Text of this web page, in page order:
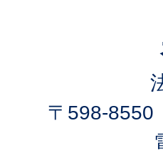
〒598-8550